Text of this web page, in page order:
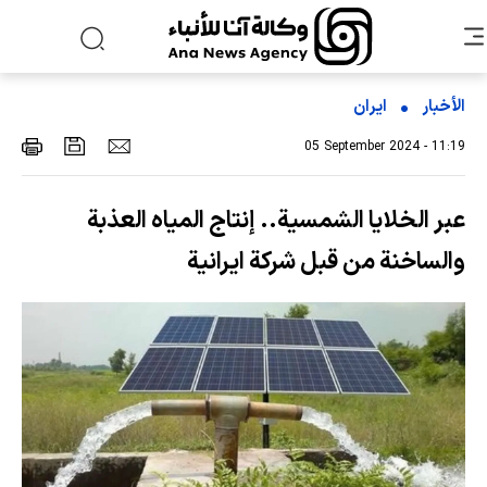
الأخبار ایران
05 September 2024 - 11:19
عبر الخلايا الشمسية.. إنتاج المياه العذبة
والساخنة من قبل شركة ايرانية